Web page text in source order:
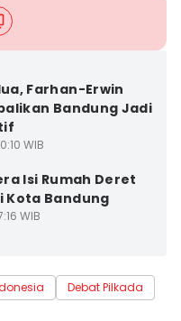
Farhan-Erwin
Bandung Jadi
WIB
Isi Rumah Deret
Kota Bandung
WIB
Debat Pilkada